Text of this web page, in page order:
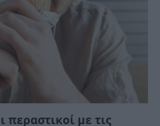
περαστικοί με τις